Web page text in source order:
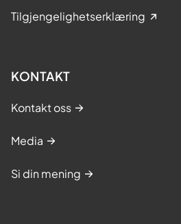
Tilgjengelighetserklæring
KONTAKT
Kontakt oss
Media
Si din mening